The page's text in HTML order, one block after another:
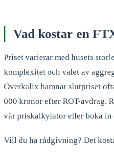
Vad kostar en
Priset varierar med husets
komplexitet och valet av
Överkalix hamnar slutpriset
000 kronor efter ROT-avdrag.
vår priskalkylator eller boka in
Vill du ha rådgivning? Det